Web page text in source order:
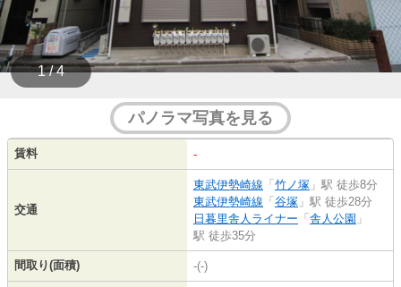
1 / 4
パノラマ写真を見る
賃料 -
交通
東武伊勢崎線 「竹ノ塚 」駅 徒歩8分
東武伊勢崎線 「谷塚 」駅 徒歩28分
日暮里舎人ライナー 「舎人公園 」
駅 徒歩35分
間取り(面積) -(-)